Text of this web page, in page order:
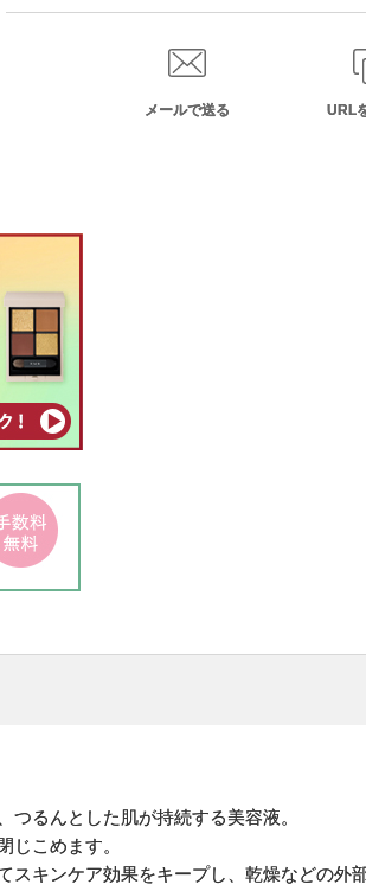
メールで送る URL
るんとした肌が持続する美容液。
じこめます。
スキンケア効果をキープし、乾燥などの外